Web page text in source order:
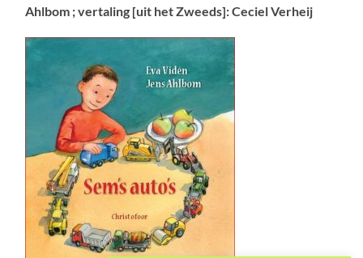
Ahlbom ; vertaling [uit het Zweeds]: Ceciel Verheij